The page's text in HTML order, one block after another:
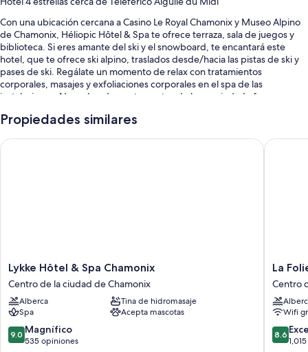
Con una ubicación cercana a Casino Le Royal Chamonix y Museo Alpino
de Chamonix, Héliopic Hôtel & Spa te ofrece terraza, sala de juegos y
biblioteca. Si eres amante del ski y el snowboard, te encantará este
hotel, que te ofrece ski alpino, traslados desde/hacia las pistas de ski y
pases de ski. Regálate un momento de relax con tratamientos
corporales, masajes y exfoliaciones corporales en el spa de las
instalaciones, Nuxe. Los dos restaurantes de la propiedad ofrecen
Además de contar con servicios como bar y espacio para conferencias,
Las personas dejan muy buenas opiniones de aspectos como la
atención del personal y la ubicación
Características de la habitación
Las 102 habitaciones tienen comodidades como batas, al igual que
beneficios como wifi gratis y caja de seguridad.
Propiedades similares
Lykke
Hôtel
&
Spa
Chamonix
Centro
de
Lykke Hôtel & Spa Chamonix
Centro de la ciudad de Chamonix
Alberca
Tina de hidromasaje
Spa
Acepta mascotas
9.0
de
9.0 Magnífico
535 opiniones
Lykke Hôtel & Spa Chamonix
La
Folie
Douce
Hôtel
Centro
de
La
Centro
Wifi
8.6
de
8.6
La Folie